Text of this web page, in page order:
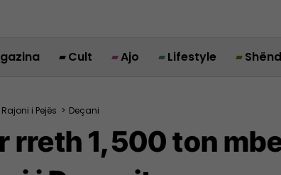
Cult Ajo Lifestyle
Rajoni i Pejës > Deçani
rreth 1,500 ton